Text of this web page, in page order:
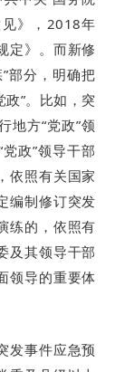
》，2018年
定》。而新修
部分，明确把
政”。比如，突
地方“党政”领
政”领导干部
依照有关国家
编制修订突发
练的，依照有
及其领导干部
领导的重要体
发事件应急预